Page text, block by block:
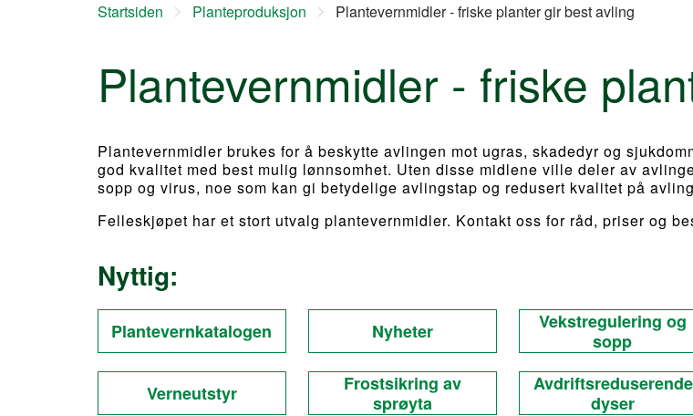
Startsiden Planteproduksjon Plantevernmidler - friske planter gir best avling
Plantevernmidler - friske
Plantevernmidler brukes for å beskytte avlingen mot ugras, skadedyr og
god kvalitet med best mulig lønnsomhet. Uten disse midlene ville deler av
sopp og virus, noe som kan gi betydelige avlingstap og redusert kvalitet på
Felleskjøpet har et stort utvalg plantevernmidler. Kontakt oss for råd, priser og
Nyttig:
Plantevernkatalogen Nyheter
Vekstregulering og
sopp
Verneutstyr
Frostsikring av
sprøyta
Avdriftsreduserende
dyser